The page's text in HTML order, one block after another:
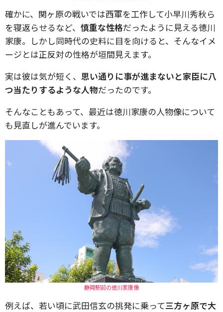
確かに、関ヶ原の戦いでは西軍を工作して小早川秀秋ら
を寝返らせるなど、 慎重な性格だったように見える徳川
家康。しかし同時代の史料に目を向けると、そんなイメ
ージとは正反対の性格が垣間見えます。
実は彼は気が短く、 思い通りに事が進まないと家臣に八
つ当たりするような人物だったのです。
そんなこともあって、最近は徳川家康の人物像について
も見直しが進んでいます。
静岡駅前の徳川家康像
例えば、若い頃に武田信玄の挑発に乗って三方ヶ原で大